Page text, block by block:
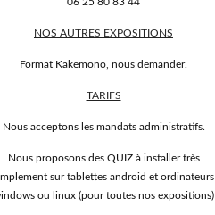
NOS AUTRES EXPOSITIONS
Format Kakemono, nous demander.
TARIFS
Nous acceptons les mandats administratifs.
Nous proposons des QUIZ à installer très
sur tablettes android et ordinateurs
ou linux (pour toutes nos expositions)